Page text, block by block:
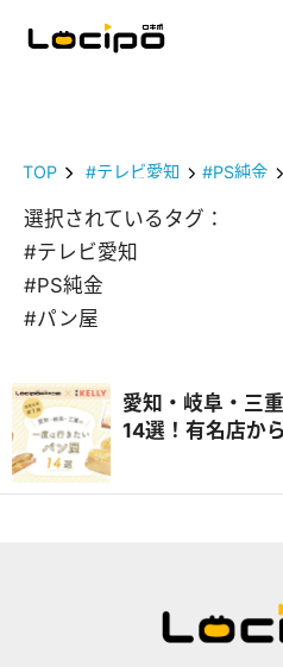
TOP #テレビ愛知 #PS純金
選択されているタグ：
#テレビ愛知
#PS純金
#パン屋
愛知・岐阜・三
14選！有名店か